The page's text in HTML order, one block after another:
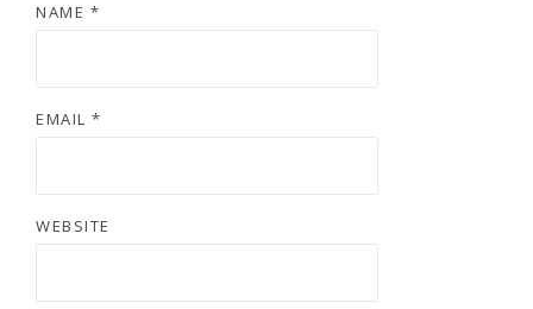
NAME *
EMAIL *
WEBSITE